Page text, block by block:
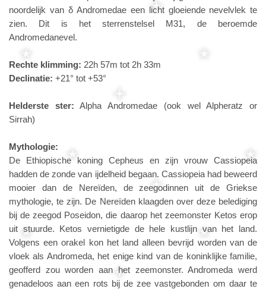
noordelijk van δ Andromedae een licht gloeiende nevelvlek te
zien. Dit is het sterrenstelsel M31, de beroemde
Andromedanevel.
Rechte klimming: 22h 57m tot 2h 33m
Declinatie: +21° tot +53°
Helderste ster: Alpha Andromedae (ook wel Alpheratz or
Sirrah)
Mythologie:
De Ethiopische koning Cepheus en zijn vrouw Cassiopeia
hadden de zonde van ijdelheid begaan. Cassiopeia had beweerd
mooier dan de Nereïden, de zeegodinnen uit de Griekse
mythologie, te zijn. De Nereïden klaagden over deze belediging
bij de zeegod Poseidon, die daarop het zeemonster Ketos erop
uit stuurde. Ketos vernietigde de hele kustlijn van het land.
Volgens een orakel kon het land alleen bevrijd worden van de
vloek als Andromeda, het enige kind van de koninklijke familie,
geofferd zou worden aan het zeemonster. Andromeda werd
genadeloos aan een rots bij de zee vastgebonden om daar te